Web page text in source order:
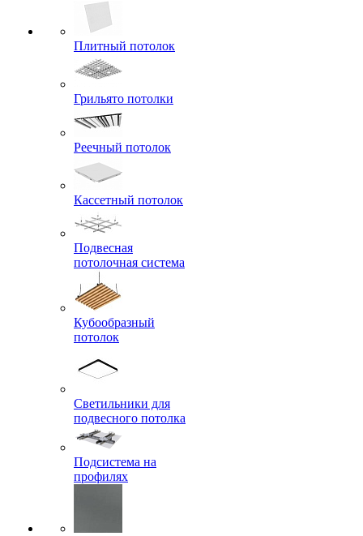
Плитный потолок
Грильято потолки
Реечный потолок
Кассетный потолок
Подвесная
потолочная система
Кубообразный
потолок
Светильники для
подвесного потолка
Подсистема на
профилях